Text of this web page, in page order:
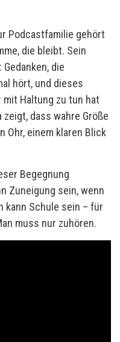
Podcastfamilie gehört
die bleibt. Sein
die
hört, und dieses
mit Haltung zu tun hat
dass wahre Größe
Ohr, einem klaren Blick
Begegnung
Zuneigung sein, wenn
kann Schule sein – für
muss nur zuhören.